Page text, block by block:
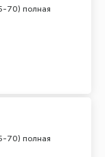
70) полная
70) полная